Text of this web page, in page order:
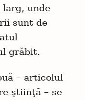
unde
sunt de
grăbit.
– articolul
ştiinţă – se